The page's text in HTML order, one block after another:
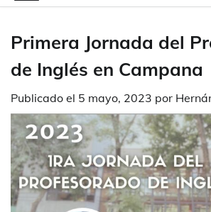
Primera Jornada del
de Inglés en Campana
Publicado el 5 mayo, 2023 por